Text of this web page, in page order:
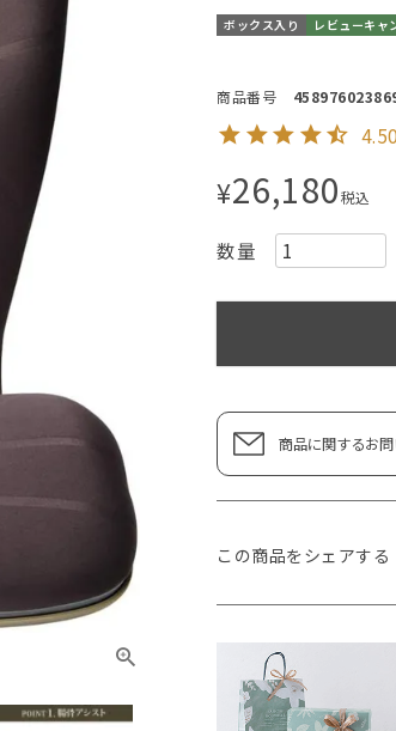
ボックス入り レビューキャ
商品番号
4.50
¥26,180税込
商品に関するお
この商品をシェアする